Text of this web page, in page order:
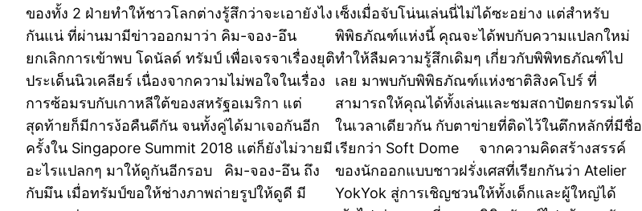
ของทั้ง 2 ฝ่ายทำให้ชาวโลกต่างรู้สึกว่าจะเอายังไง
กันแน่ ที่ผ่านมามีข่าวออกมาว่า คิม-จอง-อึน
ยกเลิกการเข้าพบ โดนัลด์ ทรัมป์ เพื่อเจรจาเรื่องยุติ
ประเด็นนิวเคลียร์ เนื่องจากความไม่พอใจในเรื่อง
การซ้อมรบกับเกาหลีใต้ของสหรัฐอเมริกา แต่
สุดท้ายก็มีการง้อคืนดีกัน จนทั้งคู่ได้มาเจอกันอีก
ครั้งใน Singapore Summit 2018 แต่ก็ยังไม่วายมี
อะไรแปลกๆ มาให้ดูกันอีกรอบ คิม-จอง-อึน ถึง
กับมึน เมื่อทรัมป์ขอให้ช่างภาพถ่ายรูปให้ดูดี มี
เซ็งเมื่อจับโน่นเล่นนี่ไม่ได้ซะอย่าง แต่สำหรับ
พิพิธภัณฑ์แห่งนี้ คุณจะได้พบกับความแปลกใหม่
ทำให้ลืมความรู้สึกเดิมๆ เกี่ยวกับพิพิทธภัณฑ์ไป
เลย มาพบกับพิพิธภัณฑ์แห่งชาติสิงคโปร์ ที่
สามารถให้คุณได้ทั้งเล่นและชมสถาปัตยกรรมได้
ในเวลาเดียวกัน กับตาข่ายที่ติดไว้ในตึกหลักที่มีชื่อ
เรียกว่า Soft Dome จากความคิดสร้างสรรค์
ของนักออกแบบชาวฝรั่งเศสที่เรียกกันว่า Atelier
YokYok สู่การเชิญชวนให้ทั้งเด็กและผู้ใหญ่ได้